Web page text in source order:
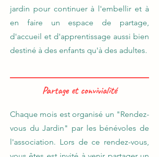
jardin pour continuer à l'embellir et à
en faire un espace de partage,
d'accueil et d'apprentissage aussi bien
destiné à des enfants qu'à des adultes.
Partage et convivialité
Chaque mois est organisé un "Rendez-
vous du Jardin" par les bénévoles de
l'association. Lors de ce rendez-vous,